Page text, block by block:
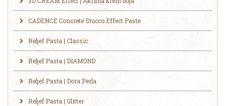
CADENCE Concrete Stucco Effect Paste
Reljef Pasta | Classic
Reljef Pasta | DIAMOND
Reljef Pasta | Dora Perla
Reljef Pasta | Glitter